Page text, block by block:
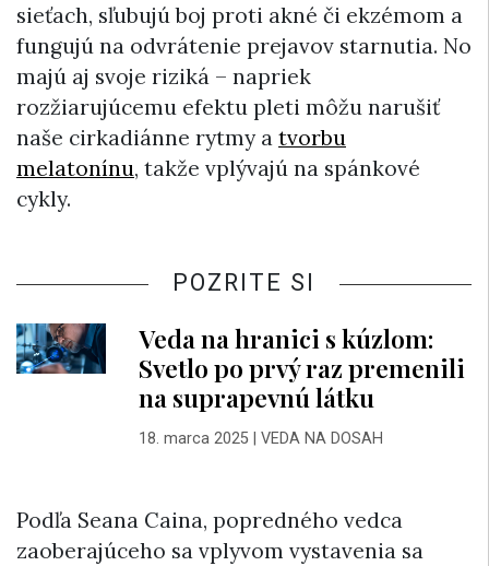
sieťach, sľubujú boj proti akné či ekzémom a
fungujú na odvrátenie prejavov starnutia. No
majú aj svoje riziká – napriek
rozžiarujúcemu efektu pleti môžu narušiť
naše cirkadiánne rytmy a tvorbu
melatonínu, takže vplývajú na spánkové
cykly.
POZRITE SI
Veda na hranici s kúzlom:
Svetlo po prvý raz premenili
na suprapevnú látku
18. marca 2025| VEDA NA DOSAH
Podľa Seana Caina, popredného vedca
zaoberajúceho sa vplyvom vystavenia sa